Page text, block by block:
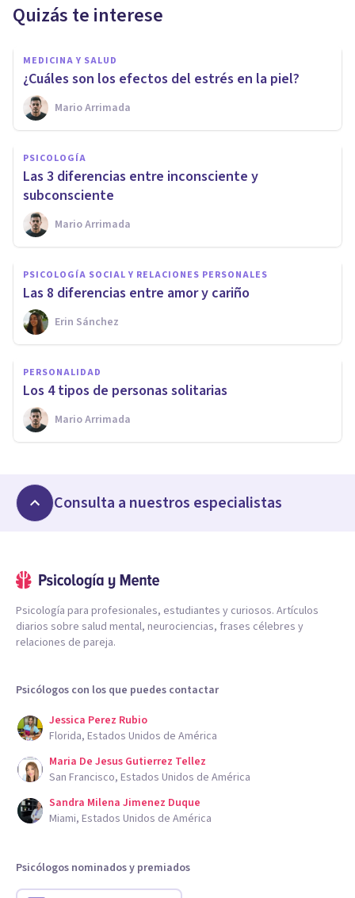
Quizás te interese
MEDICINA Y SALUD
¿Cuáles son los efectos del estrés en la piel?
Mario Arrimada
PSICOLOGÍA
Las 3 diferencias entre inconsciente y
subconsciente
Mario Arrimada
PSICOLOGÍA SOCIAL Y RELACIONES PERSONALES
Las 8 diferencias entre amor y cariño
Erin Sánchez
PERSONALIDAD
Los 4 tipos de personas solitarias
Mario Arrimada
Consulta a nuestros especialistas
Psicología para profesionales, estudiantes y curiosos. Artículos
diarios sobre salud mental, neurociencias, frases célebres y
relaciones de pareja.
Psicólogos con los que puedes contactar
Jessica Perez Rubio
Florida, Estados Unidos de América
Maria De Jesus Gutierrez Tellez
San Francisco, Estados Unidos de América
Sandra Milena Jimenez Duque
Miami, Estados Unidos de América
Psicólogos nominados y premiados